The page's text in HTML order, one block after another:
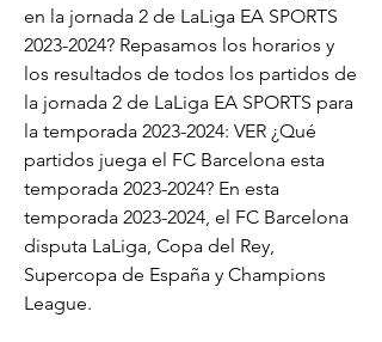
en la jornada 2 de LaLiga EA SPORTS
2023-2024? Repasamos los horarios y
los resultados de todos los partidos de
la jornada 2 de LaLiga EA SPORTS para
la temporada 2023-2024: VER ¿Qué
partidos juega el FC Barcelona esta
temporada 2023-2024? En esta
temporada 2023-2024, el FC Barcelona
disputa LaLiga, Copa del Rey,
Supercopa de España y Champions
League.